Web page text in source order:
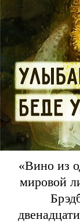
«Вино из
мировой